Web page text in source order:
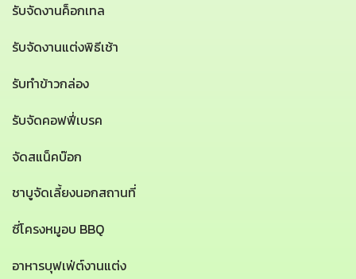
รับจัดงานค็อกเทล
รับจัดงานแต่งพิธีเช้า
รับทำข้าวกล่อง
รับจัดคอฟฟี่เบรค
จัดสแน็คบ๊อก
ชาบูจัดเลี้ยงนอกสถานที่
ซี่โครงหมูอบ BBQ
อาหารบุฟเฟ่ต์งานแต่ง